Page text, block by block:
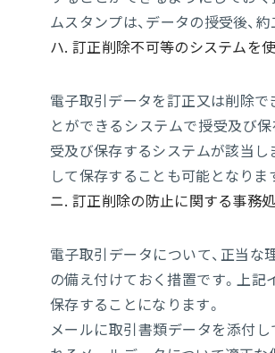
ムスタンプは、データの授受後、
ハ. 訂正削除不可等のシステムを
電子取引データを訂正又は削除
とができるシステムで授受及び
受及び保存するシステムが該当
して保存することも可能となりま
ニ. 訂正削除の防止に関する事務
電子取引データについて、正当
の備え付けておく措置です。上
保存することになります。
メールに取引書類データを添付